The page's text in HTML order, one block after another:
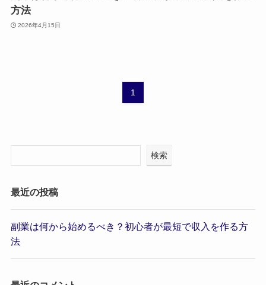
方法
2026年4月15日
1
検索
最近の投稿
副業は何から始めるべき？初心者が最短で収入を作る方
法